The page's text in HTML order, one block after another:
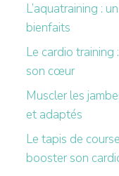
L’aquatraining :
bienfaits
Le cardio
son cœur
Muscler les
et adaptés
Le tapis de
booster son